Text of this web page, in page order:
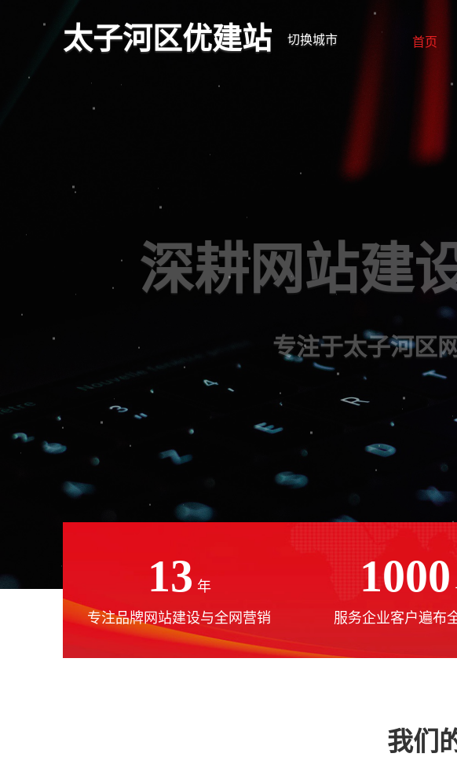
太子河区优建站 切换城市 首页
深耕网
专注于太子河区网站建设
13 年
专注品牌网站建设与全网营销
1000
服务企业客户遍布
我们